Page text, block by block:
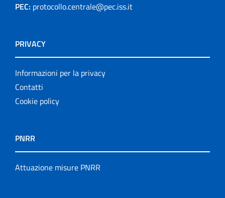
PEC: protocollo.centrale@pec.iss.it
PRIVACY
Informazioni per la privacy
Contatti
Cookie policy
PNRR
Attuazione misure PNRR